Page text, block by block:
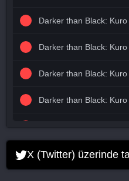
Darker than Black:
Darker than Black:
Darker than Black:
Darker than Black:
Darker than Black: Kuro
X (Twitter) üzerinde